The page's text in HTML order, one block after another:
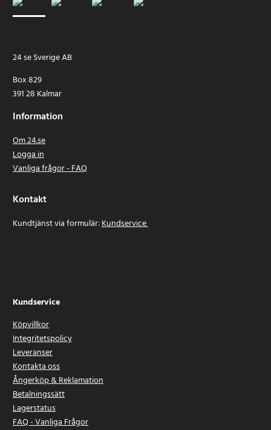
24 se Sverige AB
Box 829
391 28 Kalmar
Information
Om 24.se
Logga in
Vanliga frågor - FAQ
Kontakt
Kundtjänst via formulär:Kundservice
Kundservice
Köpvillkor
Integritetspolicy
Leveranser
Kontakta oss
Ångerköp & Reklamation
Betalningssätt
Lagerstatus
FAQ - Vanliga Frågor